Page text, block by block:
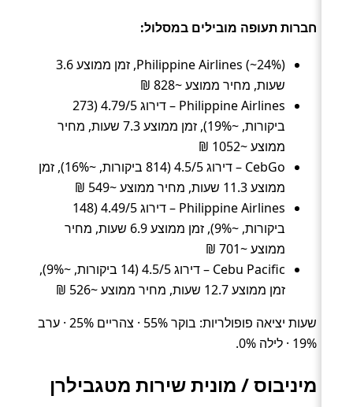
חברות תעופה מובילים במסלול:
Philippine Airlines (~24%), זמן ממוצע 3.6
שעות, מחיר ממוצע ~828 ₪
Philippine Airlines – דירוג 4.79/5 (273
ביקורות, ~19%), זמן ממוצע 7.3 שעות, מחיר
ממוצע ~1052 ₪
CebGo – דירוג 4.5/5 (814 ביקורות, ~16%), זמן
ממוצע 11.3 שעות, מחיר ממוצע ~549 ₪
Philippine Airlines – דירוג 4.49/5 (148
ביקורות, ~9%), זמן ממוצע 6.9 שעות, מחיר
ממוצע ~701 ₪
Cebu Pacific – דירוג 4.5/5 (14 ביקורות, ~9%),
זמן ממוצע 12.7 שעות, מחיר ממוצע ~526 ₪
שעות יציאה פופולריות: בוקר 55% · צהריים 25% · ערב
19% · לילה 0%.
מיניבוס / מונית שירות מטגבילרן